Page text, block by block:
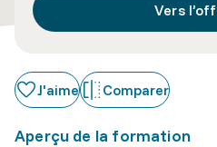
Vers
J'aime Comparer
Aperçu de la formation